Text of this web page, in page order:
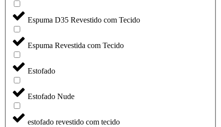
Espuma D35 Revestido com Tecido
Espuma Revestida com Tecido
Estofado
Estofado Nude
estofado revestido com tecido